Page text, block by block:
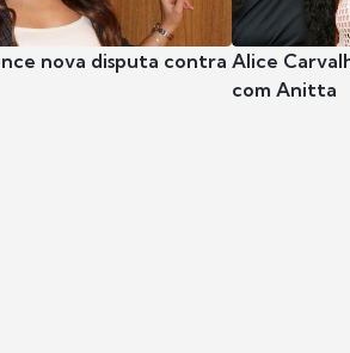
nova disputa contra Alice
com Anitta